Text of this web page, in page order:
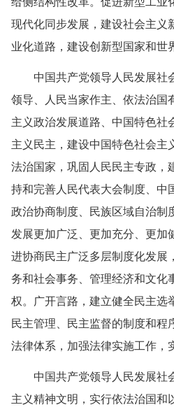
现代化同步发展，建设社会主义
业化道路，建设创新型国家和世
中国共产党领导人民发展社
领导、人民当家作主、依法治国
主义政治发展道路、中国特色社
主义民主，建设中国特色社会主
法治国家，巩固人民民主专政，
持和完善人民代表大会制度、中
政治协商制度、民族区域自治制
发展更加广泛、更加充分、更加
进协商民主广泛多层制度化发展
务和社会事务、管理经济和文化
权。广开言路，建立健全民主选
民主管理、民主监督的制度和程
法律体系，加强法律实施工作，
中国共产党领导人民发展社
主义精神文明，实行依法治国和